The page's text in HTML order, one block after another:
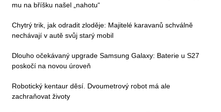
mu na bříšku našel „nahotu“
Chytrý trik, jak odradit zloděje: Majitelé karavanů schválně
nechávají v autě svůj starý mobil
Dlouho očekávaný upgrade Samsung Galaxy: Baterie u S27
poskočí na novou úroveň
Robotický kentaur děsí. Dvoumetrový robot má ale
zachraňovat životy